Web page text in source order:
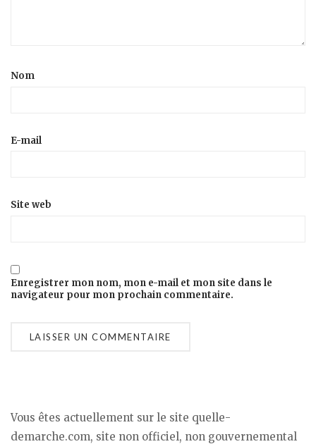
Nom
E-mail
Site web
Enregistrer mon nom, mon e-mail et mon site dans le
navigateur pour mon prochain commentaire.
Vous êtes actuellement sur le site quelle-
demarche.com, site non officiel, non gouvernemental